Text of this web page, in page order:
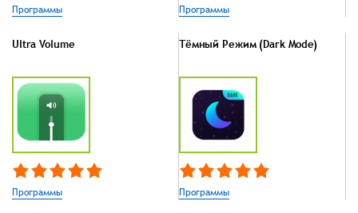
Программы Программы
Ultra Volume
Программы
Тёмный Режим (Dark Mode)
Программы